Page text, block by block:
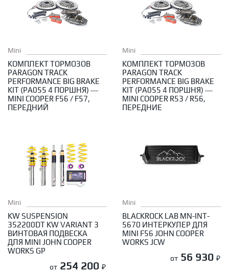
Mini
КОМПЛЕКТ ТОРМОЗОВ
PARAGON TRACK
PERFORMANCE BIG BRAKE
KIT (PA055 4 ПОРШНЯ) —
MINI COOPER F56 / F57,
ПЕРЕДНИЙ
Mini
КОМПЛЕКТ ТОРМОЗОВ
PARAGON TRACK
PERFORMANCE BIG BRAKE
KIT (PA055 4 ПОРШНЯ) —
MINI COOPER R53 / R56,
ПЕРЕДНИЕ
Mini
KW SUSPENSION
352200DT KW VARIANT 3
ВИНТОВАЯ ПОДВЕСКА
ДЛЯ MINI JOHN COOPER
WORKS GP
от 254 200 ₽
Mini
BLACKROCK LAB MN-INT-
5670 ИНТЕРКУЛЕР ДЛЯ
MINI F56 JOHN COOPER
WORKS JCW
от 56 930 ₽